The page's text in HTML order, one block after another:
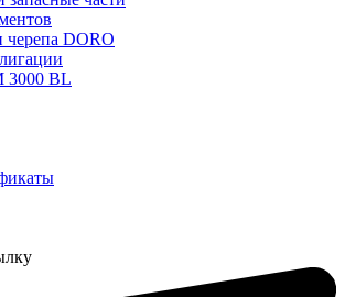
черепа DORO
3000 BL